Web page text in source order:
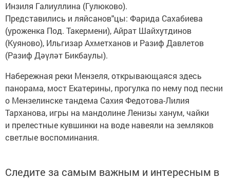
Инзиля Галиуллина (Гулюково).
Представились и ляйсанов"цы: Фарида Сахабиева
(уроженка Под. Такермени), Айрат Шайхутдинов
(Куяново), Ильгизар Ахметханов и Разиф Давлетов
(Разиф Дәүләт Бикбаулы).
Набережная реки Мензеля, открывающаяся здесь
панорама, мост Екатерины, прогулка по нему под песни
о Мензелинске тандема Сахия Федотова-Лилия
Тарханова, игры на мандолине Ленизы ханум, чайки
и прелестные кувшинки на воде навеяли на земляков
светлые воспоминания.
Следите за самым важным и интересным в